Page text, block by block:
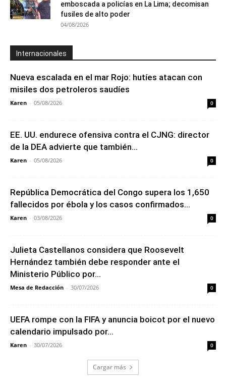
emboscada a policías en La Lima; decomisan
fusiles de alto poder
04/08/2026
Internacionales
Nueva escalada en el mar Rojo: hutíes atacan con
misiles dos petroleros saudíes
Karen - 05/08/2026 0
EE. UU. endurece ofensiva contra el CJNG: director
de la DEA advierte que también...
Karen - 05/08/2026 0
República Democrática del Congo supera los 1,650
fallecidos por ébola y los casos confirmados...
Karen - 03/08/2026 0
Julieta Castellanos considera que Roosevelt
Hernández también debe responder ante el
Ministerio Público por...
Mesa de Redacción - 30/07/2026 0
UEFA rompe con la FIFA y anuncia boicot por el nuevo
calendario impulsado por...
Karen - 30/07/2026 0
Cargar más